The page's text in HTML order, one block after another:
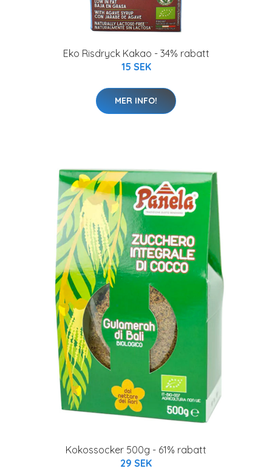
Eko Risdryck Kakao - 34% rabatt
15 SEK
MER INFO!
Kokossocker 500g - 61% rabatt
29 SEK